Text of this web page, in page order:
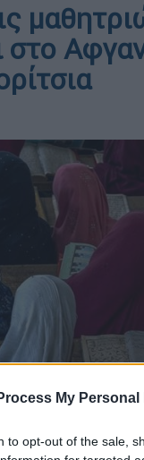
My
to opt-out of the sale,